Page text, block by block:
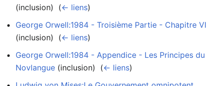
(inclusion) ‎ (← liens)
George Orwell:1984 - Troisième Partie - Chapitre VI
(inclusion) ‎ (← liens)
George Orwell:1984 - Appendice - Les Principes du
Novlangue (inclusion) ‎ (← liens)